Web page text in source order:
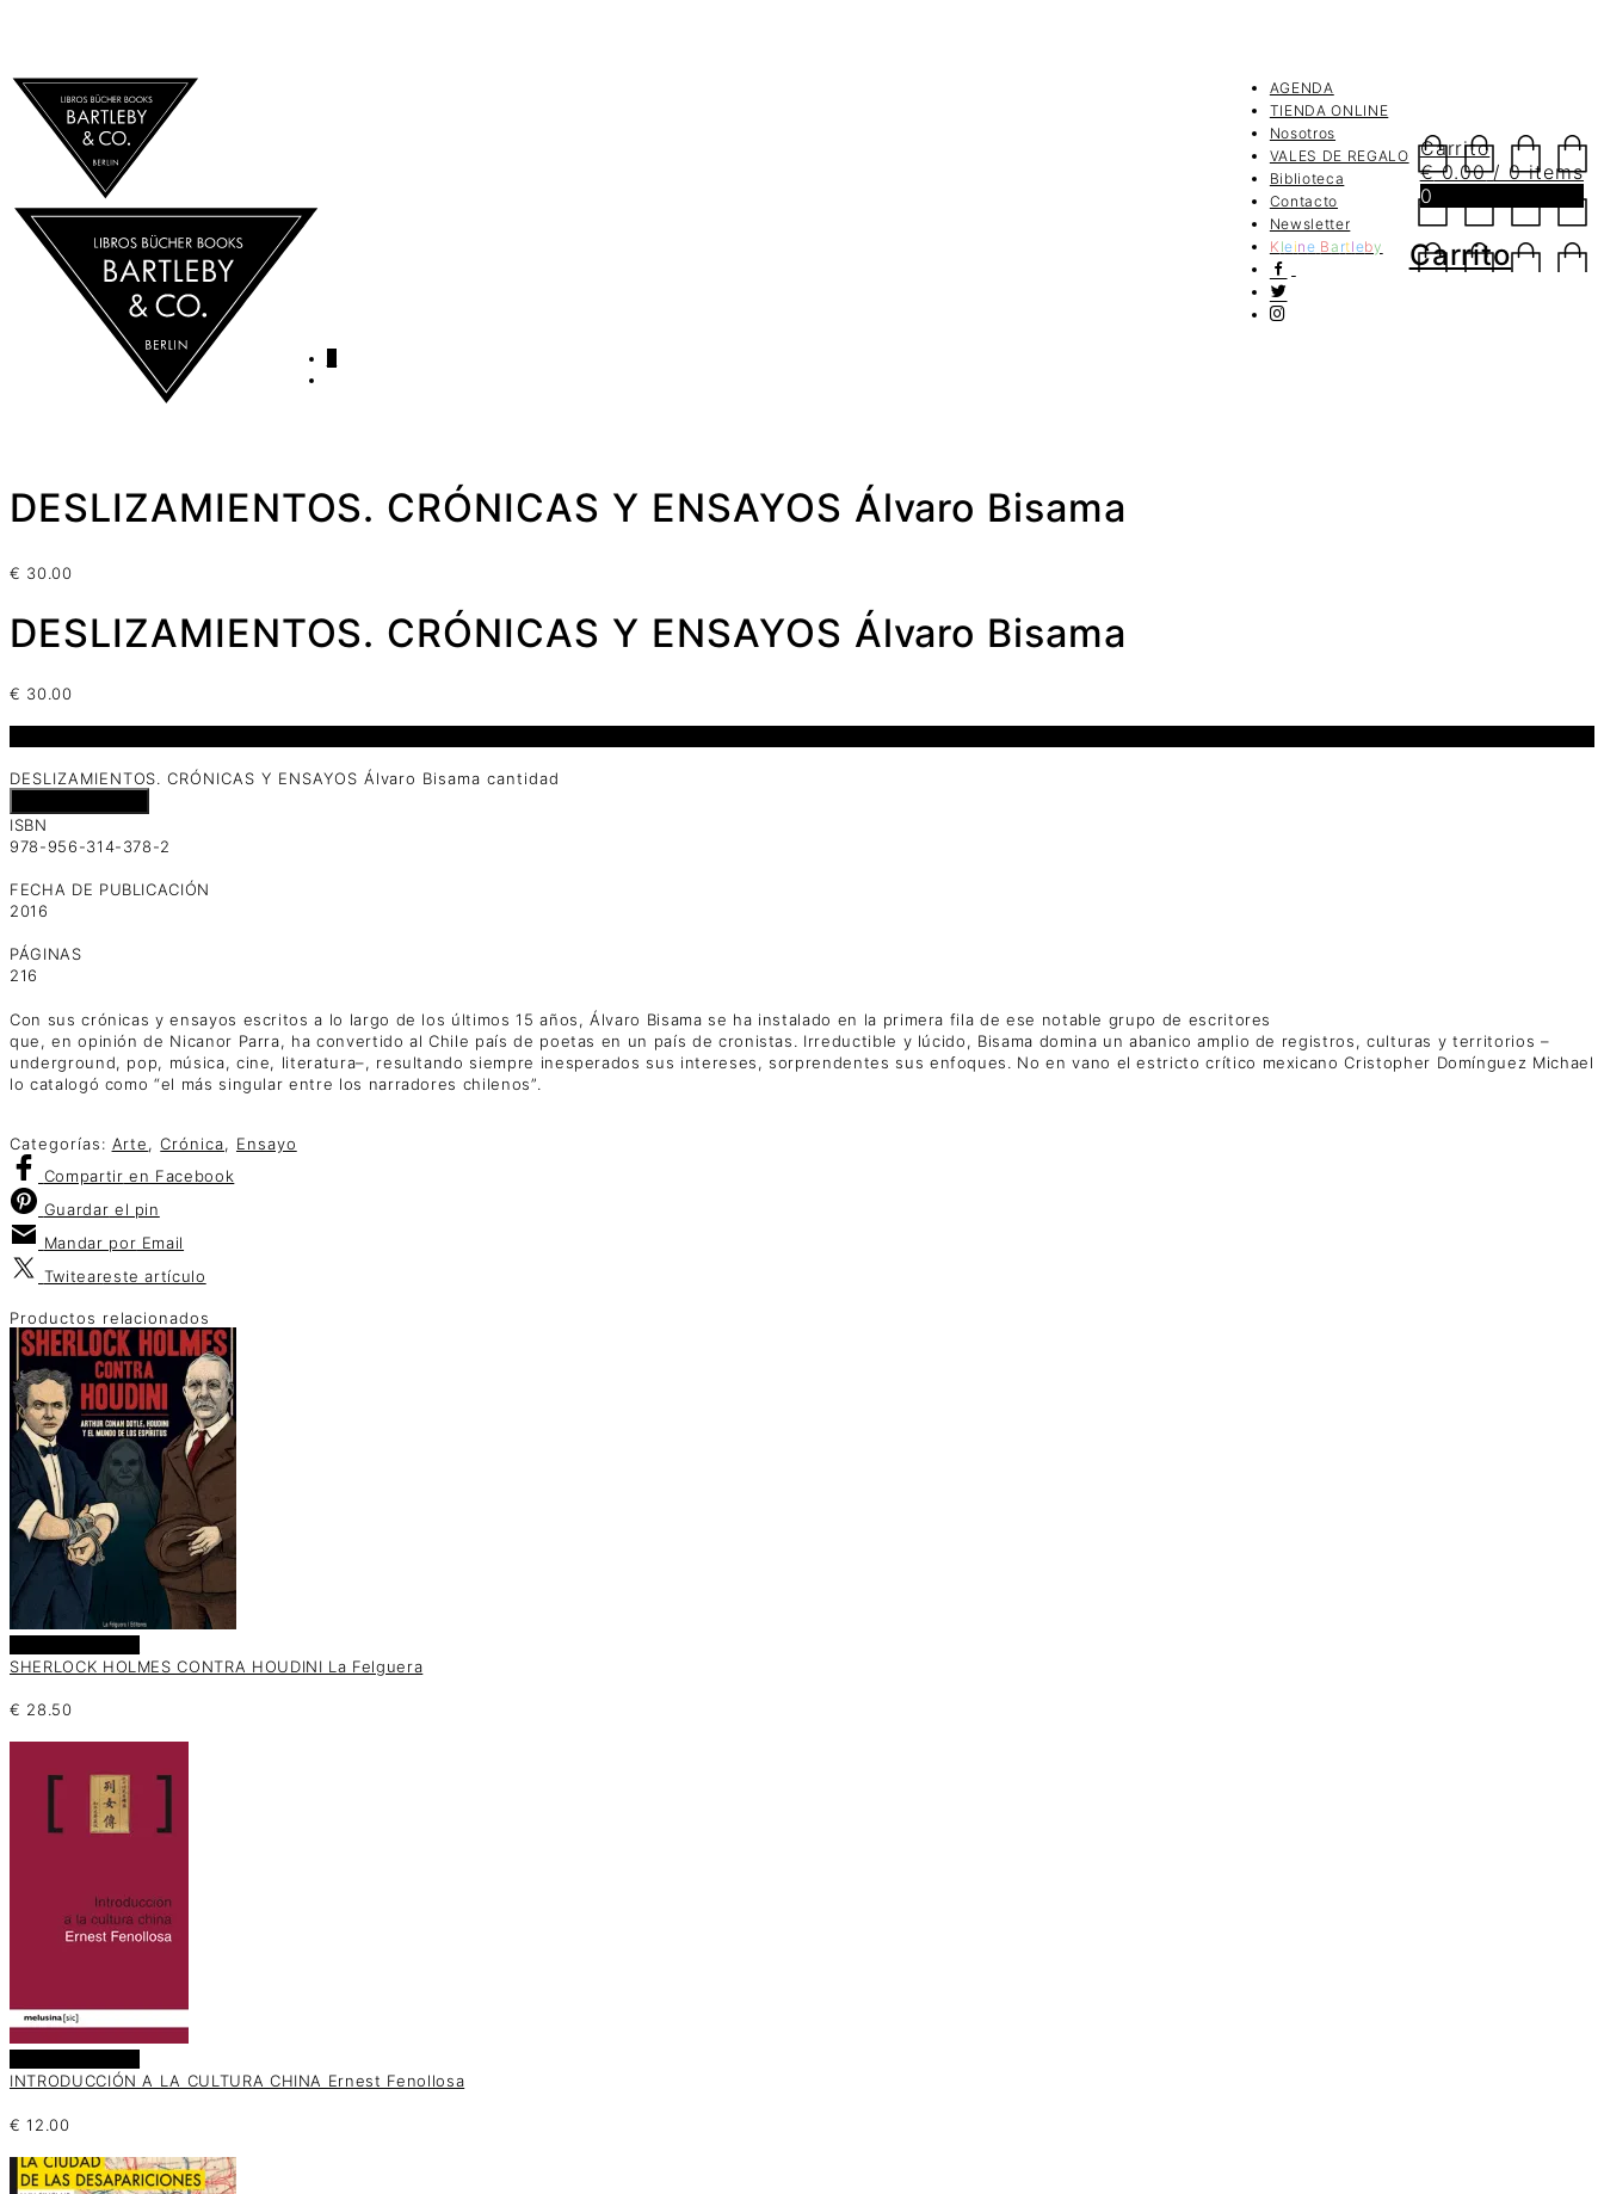
AGENDA
TIENDA ONLINE
Nosotros
VALES DE REGALO
Biblioteca
Contacto
Newsletter
K leine Ba rtleby
Carrito
€0.00 / 0 items
0
Carrito
DESLIZAMIENTOS. CRÓNICAS Y ENSAYOS Álvaro Bisama
€ 30.00
DESLIZAMIENTOS. CRÓNICAS Y ENSAYOS Álvaro Bisama
€ 30.00
DESLIZAMIENTOS. CRÓNICAS Y ENSAYOS Álvaro Bisama cantidad
ISBN
978-956-314-378-2
FECHA DE PUBLICACIÓN
2016
PÁGINAS
216
Con sus crónicas y ensayos escritos a lo largo de los últimos 15 años, Álvaro Bisama se ha instalado en la primera fila de ese notable grupo de escritores
que, en opinión de Nicanor Parra, ha convertido al Chile país de poetas en un país de cronistas. Irreductible y lúcido, Bisama domina un abanico amplio de registros, culturas y territorios –
underground, pop, música, cine, literatura–, resultando siempre inesperados sus intereses, sorprendentes sus enfoques. No en vano el estricto crítico mexicano Cristopher Domínguez Michael
lo catalogó como “el más singular entre los narradores chilenos”.
Categorías: Arte,Crónica, Ensayo
Compartir en Facebook
Guardar el pin
Mandar por Email
Twiteareste artículo
Productos relacionados
SHERLOCK HOLMES CONTRA HOUDINI La Felguera
€ 28.50
INTRODUCCIÓN A LA CULTURA CHINA Ernest Fenollosa
€ 12.00